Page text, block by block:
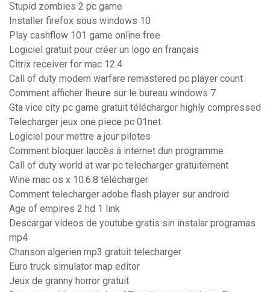
Stupid zombies 2 pc game
Installer firefox sous windows 10
Play cashflow 101 game online free
Logiciel gratuit pour créer un logo en français
Citrix receiver for mac 12.4
Call of duty modern warfare remastered pc player count
Comment afficher lheure sur le bureau windows 7
Gta vice city pc game gratuit télécharger highly compressed
Telecharger jeux one piece pc 01net
Logiciel pour mettre a jour pilotes
Comment bloquer laccès à internet dun programme
Call of duty world at war pc telecharger gratuitement
Wine mac os x 10.6.8 télécharger
Comment telecharger adobe flash player sur android
Age of empires 2 hd 1 link
Descargar videos de youtube gratis sin instalar programas
mp4
Chanson algerien mp3 gratuit telecharger
Euro truck simulator map editor
Jeux de granny horror gratuit